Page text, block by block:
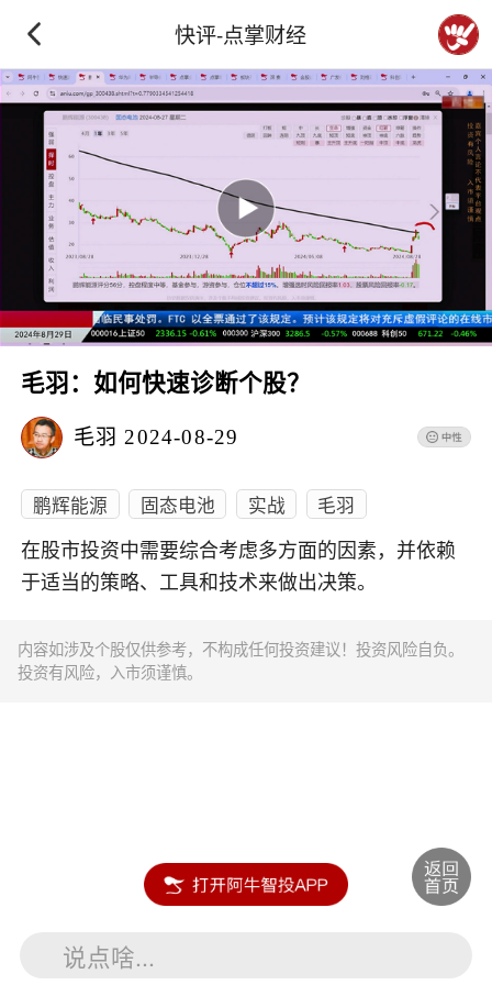
快评-点掌财经
毛羽：如何快速诊断个股？
毛羽 2024-08-29
鹏辉能源 固态电池 实战 毛羽
在股市投资中需要综合考虑多方面的因素，并依赖
于适当的策略、工具和技术来做出决策。
内容如涉及个股仅供参考，不构成任何投资建议！投资风险自负。
投资有风险，入市须谨慎。
说点啥...